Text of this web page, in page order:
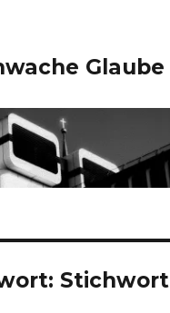
Glaube
Stichwort